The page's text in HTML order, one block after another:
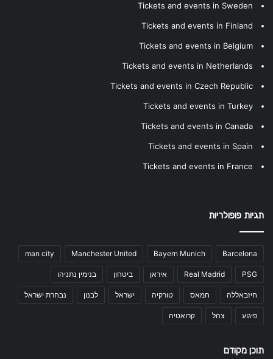
Tickets and events in Sweden
Tickets and events in Finland
Tickets and events in Belgium
Tickets and events in Netherlands
Tickets and events in Czech Republic
Tickets and events in Turkey
Tickets and events in Canada
Tickets and events in Spain
Tickets and events in France
תגיות פופולריות
Barcelona
Bayern Munich
Manchester United
man city
PSG
Real Madrid איראן ביטחון בנימין נתניהו
חיזבאללה חמאס טורקיה ישראל לבנון נבחרת ישראל
פיגוע צהל קרואטיה
תוכן מקודם